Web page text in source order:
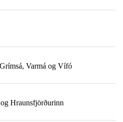
Varmá og Vífó
Hraunsfjörðurinn